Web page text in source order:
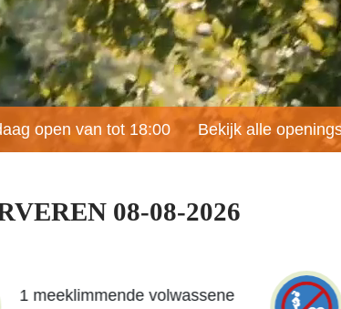
open van tot 18:00 Bekijk alle
08-08-2026
1 meeklimmende volwassene